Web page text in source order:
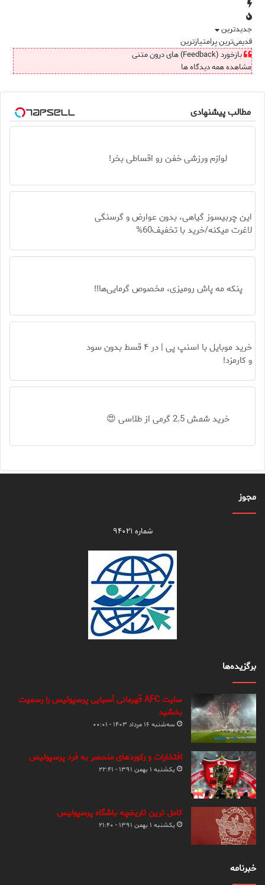
جدیدترین
قدیمی‌ترینپرامتیازترین
بازخورد (Feedback) های درون متنی
مشاهده همه دیدگاه ها
مطالب پیشنهادی
لوازم ورزشی خفن رو اقساطی بخر!
این چربیسوز گیاهی، بدون عوارض و گرسنگی
لاغرت میکنه/خرید با تخفیف60%
پنکه مه پاش رومیزی، مخصوص گرمایی‌ها!!
خرید موبایل با اسنپ پی | در ۴ قسط بدون سود
و کارمزد!
خرید شمش 2.5 گرمی از طلاسی 😍
مجوز
شماره ۹۴۰۲۱
برگزیده‌ها
سایت AFC قهرمانی آسیایی پرسپولیس را رسمیت
بخشید
سه‌شنبه ۱۶ مرداد ۱۴۰۳ - ۰۰:۰۱
افتخارات و رکوردهای منحصر به فرد پرسپولیس
یکشنبه ۱ بهمن ۱۳۹۱ - ۲۲:۴۱
کامل ترین تاریخچه باشگاه پرسپولیس
یکشنبه ۱ بهمن ۱۳۹۱ - ۲۱:۴۰
خبرنامه